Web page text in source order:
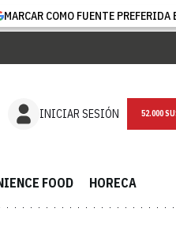
MARCAR COMO FUENTE PREFERIDA
INICIAR SESIÓN
FOOD HORECA